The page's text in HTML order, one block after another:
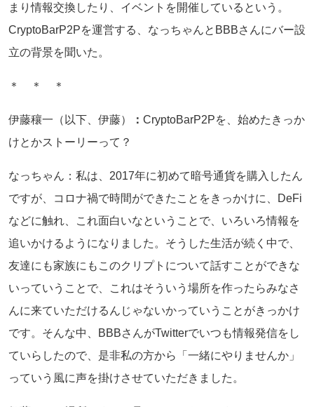
まり情報交換したり、イベントを開催しているという。
CryptoBarP2Pを運営する、なっちゃんとBBBさんにバー設
立の背景を聞いた。
＊ ＊ ＊
伊藤穰一（以下、伊藤） ： CryptoBarP2Pを、始めたきっか
けとかストーリーって？
なっちゃん：私は、2017年に初めて暗号通貨を購入したん
ですが、コロナ禍で時間ができたことをきっかけに、DeFi
などに触れ、これ面白いなということで、いろいろ情報を
追いかけるようになりました。そうした生活が続く中で、
友達にも家族にもこのクリプトについて話すことができな
いっていうことで、これはそういう場所を作ったらみなさ
んに来ていただけるんじゃないかっていうことがきっかけ
です。そんな中、BBBさんがTwitterでいつも情報発信をし
ていらしたので、是非私の方から「一緒にやりませんか」
っていう風に声を掛けさせていただきました。